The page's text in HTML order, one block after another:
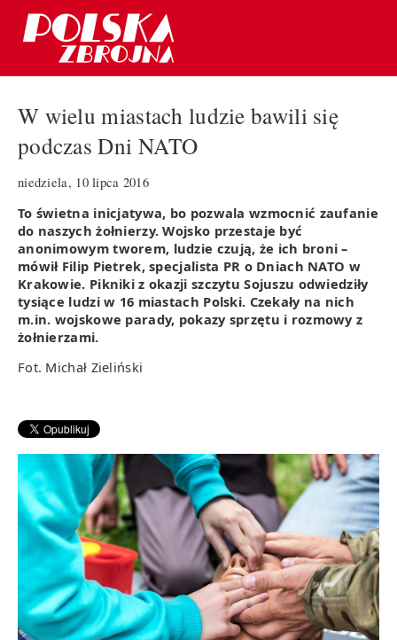
W wielu miastach ludzie bawili się
podczas Dni NATO
niedziela, 10 lipca 2016
To świetna inicjatywa, bo pozwala wzmocnić zaufanie
do naszych żołnierzy. Wojsko przestaje być
anonimowym tworem, ludzie czują, że ich broni –
mówił Filip Pietrek, specjalista PR o Dniach NATO w
Krakowie. Pikniki z okazji szczytu Sojuszu odwiedziły
tysiące ludzi w 16 miastach Polski. Czekały na nich
m.in. wojskowe parady, pokazy sprzętu i rozmowy z
żołnierzami.
Fot. Michał Zieliński